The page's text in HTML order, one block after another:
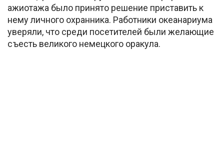
ажиотажа было принято решение приставить к
нему личного охранника. Работники океанариума
уверяли, что среди посетителей были желающие
съесть великого немецкого оракула.